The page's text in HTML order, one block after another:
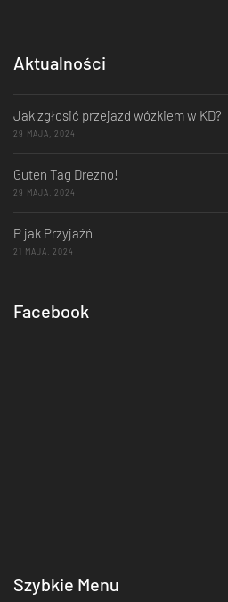
Aktualności
Jak zgłosić przejazd wózkiem w KD?
29 MAJA, 2024
Guten Tag Drezno!
29 MAJA, 2024
P jak Przyjaźń
21 MAJA, 2024
Facebook
Szybkie Menu